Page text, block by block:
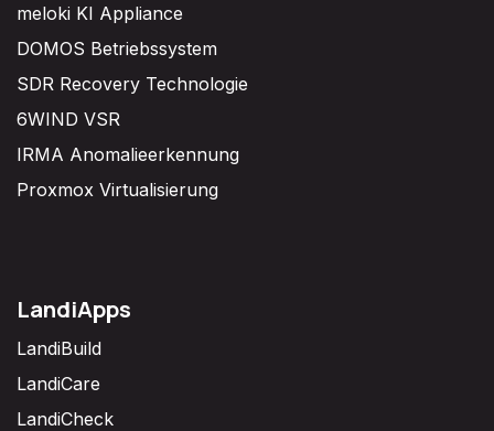
meloki KI Appliance
DOMOS Betriebssystem
SDR Recovery Technologie
6WIND VSR
IRMA Anomalieerkennung
Proxmox Virtualisierung
LandiApps
LandiBuild
LandiCare
LandiCheck